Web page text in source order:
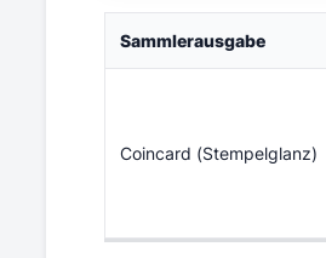
Sammlerausgabe
Coincard (Stempelglanz)